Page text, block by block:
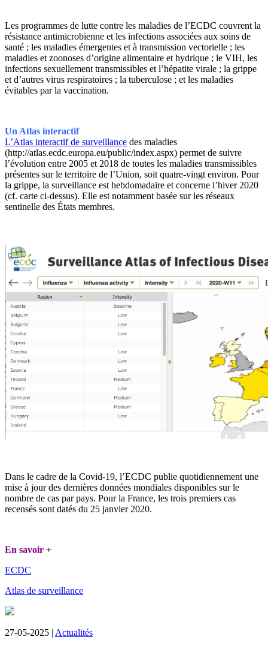
Les programmes de lutte contre les maladies de l’ECDC couvrent la
résistance antimicrobienne et les infections associées aux soins de
santé ; les maladies émergentes et à transmission vectorielle ; les
maladies et zoonoses d’origine alimentaire et hydrique ; le VIH, les
infections sexuellement transmissibles et l’hépatite virale ; la grippe
et d’autres virus respiratoires ; la tuberculose ; et les maladies
évitables par la vaccination.
Un Atlas interactif
L’Atlas interactif de surveillance des maladies
(http://atlas.ecdc.europa.eu/public/index.aspx) permet de suivre
l’évolution entre 2005 et 2018 de toutes les maladies transmissibles
présentes sur le territoire de l’Union, soit quatre-vingt environ. Pour
la grippe, la surveillance est hebdomadaire et concerne l’hiver 2020
(cf. carte ci-dessus). Elle est notamment basée sur les réseaux
sentinelle des États membres.
Dans le cadre de la Covid-19, l’ECDC publie quotidiennement une
mise à jour des dernières données mondiales disponibles sur le
nombre de cas par pays. Pour la France, les trois premiers cas
recensés sont datés du 25 janvier 2020.
En savoir +
ECDC
Atlas de surveillance
27-05-2025 | Actualités